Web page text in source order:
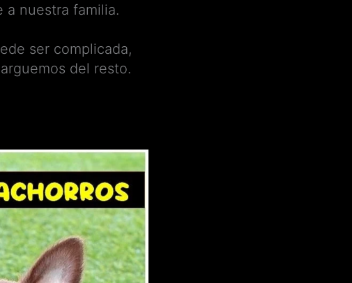
a nuestra familia.
ser complicada,
del resto.